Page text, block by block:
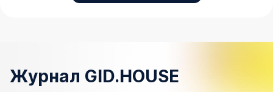
Журнал GID.HOUSE